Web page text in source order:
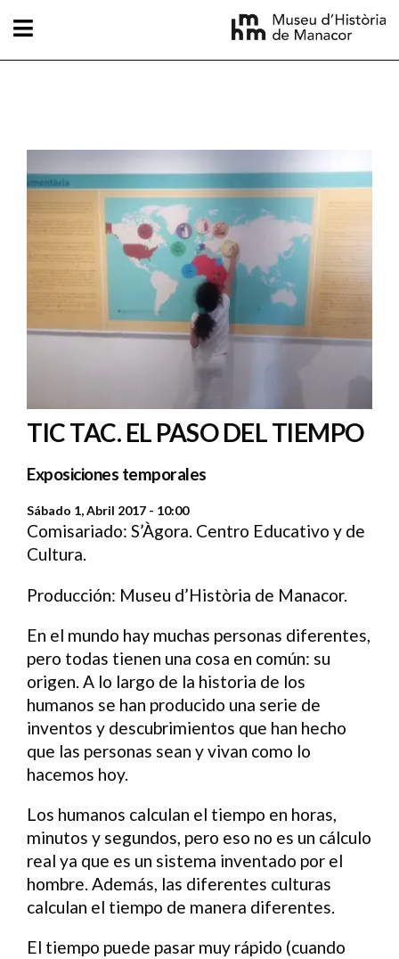
TIC TAC. EL PASO DEL TIEMPO
Exposiciones temporales
Sábado 1, Abril 2017 - 10:00
Comisariado: S’Àgora. Centro Educativo y de
Cultura.
Producción: Museu d’Història de Manacor.
En el mundo hay muchas personas diferentes,
pero todas tienen una cosa en común: su
origen. A lo largo de la historia de los
humanos se han producido una serie de
inventos y descubrimientos que han hecho
que las personas sean y vivan como lo
hacemos hoy.
Los humanos calculan el tiempo en horas,
minutos y segundos, pero eso no es un cálculo
real ya que es un sistema inventado por el
hombre. Además, las diferentes culturas
calculan el tiempo de manera diferentes.
El tiempo puede pasar muy rápido (cuando